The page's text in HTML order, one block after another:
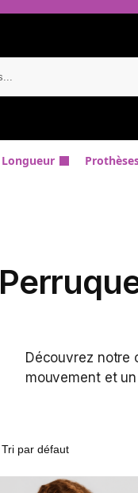
Longueur
Découvrez notre
mouvement et